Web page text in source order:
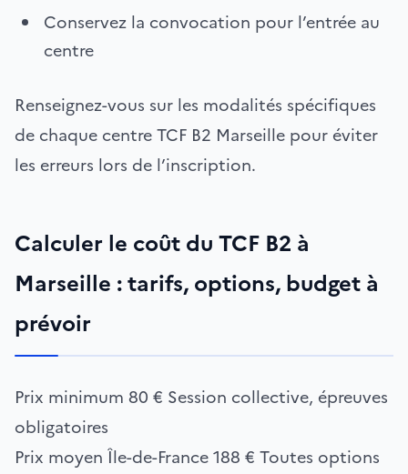
Conservez la convocation pour l’entrée au
centre
Renseignez-vous sur les modalités spécifiques
de chaque centre TCF B2 Marseille pour éviter
les erreurs lors de l’inscription.
Calculer le coût du TCF B2 à
Marseille : tarifs, options, budget à
prévoir
Prix minimum 80 € Session collective, épreuves
obligatoires
Prix moyen Île-de-France188 € Toutes options